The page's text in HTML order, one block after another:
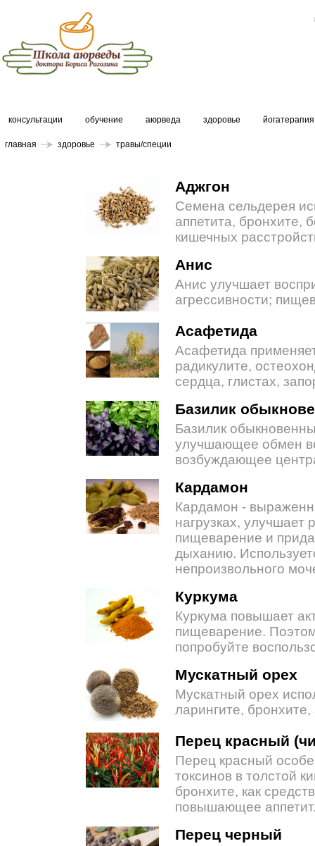
консультации обучение аюрведа здоровье йогатерапия
главная здоровье травы/специи
Аджгон
Семена сельдерея
аппетита, бронхите,
кишечных
Анис
Анис улучшает
агрессивности;
Асафетида
Асафетида
радикулите,
сердца, глистах,
Базилик
Базилик
улучшающее обмен
возбуждающее
Кардамон
Кардамон -
нагрузках,
пищеварение и
дыханию.
непроизвольного
Куркума
Куркума повышает
пищеварение.
попробуйте
Мускатный орех
Мускатный орех
ларингите,
Перец красный
Перец красный
токсинов в толстой
бронхите, как
повышающее
Перец черный